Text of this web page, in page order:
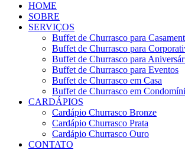
HOME
SOBRE
SERVIÇOS
Buffet de Churrasco para
Buffet de Churrasco para
Buffet de Churrasco para
Buffet de Churrasco para Eventos
Buffet de Churrasco em Casa
Buffet de Churrasco em
CARDÁPIOS
Cardápio Churrasco Bronze
Cardápio Churrasco Prata
Cardápio Churrasco Ouro
CONTATO